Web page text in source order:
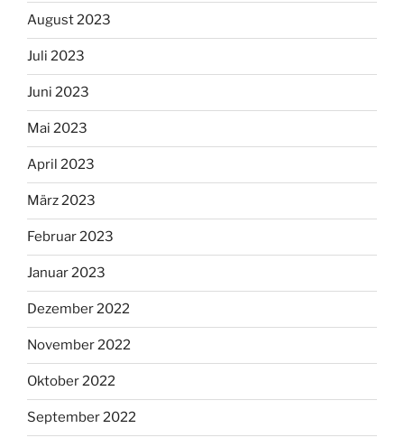
August 2023
Juli 2023
Juni 2023
Mai 2023
April 2023
März 2023
Februar 2023
Januar 2023
Dezember 2022
November 2022
Oktober 2022
September 2022